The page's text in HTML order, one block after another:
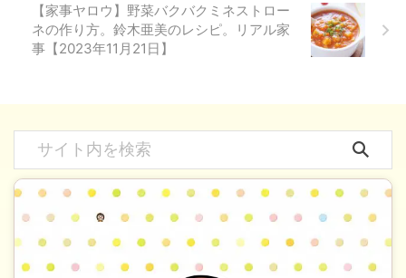
【家事ヤロウ】野菜バクバクミネストロー
ネの作り方。鈴木亜美のレシピ。リアル家
事【2023年11月21日】